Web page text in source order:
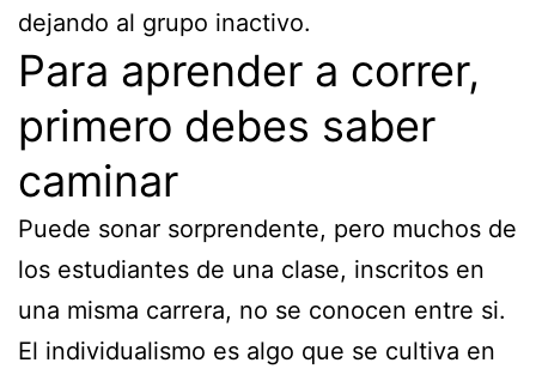
dejando al grupo inactivo.
Para aprender a correr,
primero debes saber
caminar
Puede sonar sorprendente, pero muchos de
los estudiantes de una clase, inscritos en
una misma carrera, no se conocen entre si.
El individualismo es algo que se cultiva en